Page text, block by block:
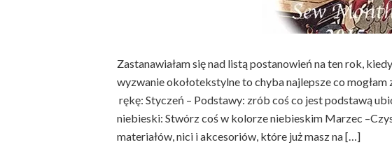
Zastanawiałam się nad listą postanowień na ten rok,
wyzwanie okołotekstylne to chyba najlepsze co mogłam
rękę: Styczeń – Podstawy: zrób coś co jest podstawą
niebieski: Stwórz coś w kolorze niebieskim Marzec
materiałów, nici i akcesoriów, które już masz na […]